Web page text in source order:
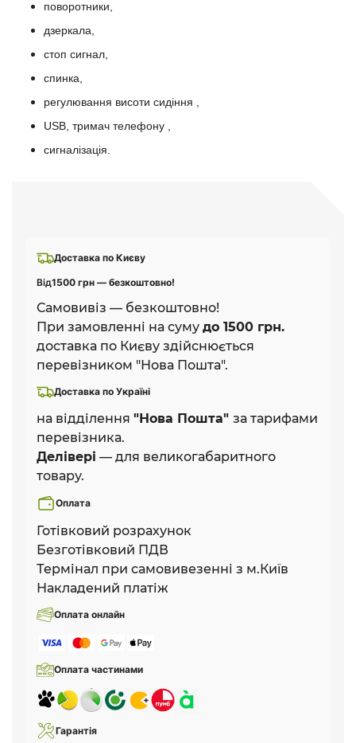
Доставка по Києву
Від1500 грн — безкоштовно!
Самовивіз — безкоштовно!
При замовленні на суму до 1500 грн.
доставка по Києву здійснюється
перевізником "Нова Пошта".
Доставка по Україні
на відділення "Нова Пошта" за тарифами
перевізника.
Делівері — для великогабаритного
товару.
Оплата
Готівковий розрахунок
Безготівковий ПДВ
Термінал при самовивезенні з м.Київ
Накладений платіж
Оплата онлайн
Оплата частинами
Гарантія
поворотники,
дзеркала,
стоп сигнал,
спинка,
регулювання висоти сидіння ,
USB, тримач телефону ,
сигналізація.